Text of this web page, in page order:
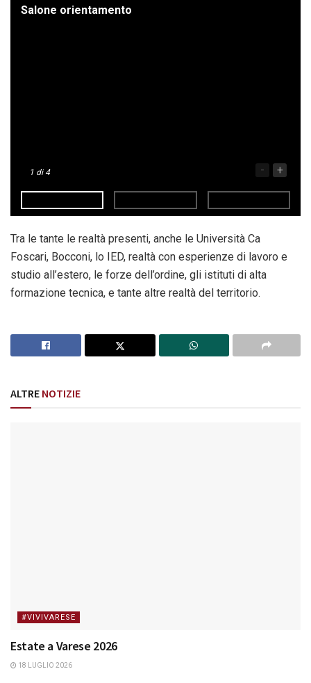
Salone orientamento
1 di 4 - +
Tra le tante le realtà presenti, anche le Università Ca
Foscari, Bocconi, lo IED, realtà con esperienze di lavoro e
studio all’estero, le forze dell’ordine, gli istituti di alta
formazione tecnica, e tante altre realtà del territorio.
ALTRE NOTIZIE
#VIVIVARESE
Estate a Varese 2026
18 LUGLIO 2026